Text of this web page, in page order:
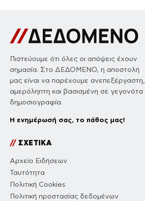
Πιστεύουμε ότι όλες οι απόψεις έχουν
σημασία. Στο ΔΕΔΟΜΕΝΟ, η αποστολή
μας είναι να παρέχουμε ανεπεξέργαστη,
αμερόληπτη και βασισμένη σε γεγονότα
δημοσιογραφία.
Η ενημέρωσή σας, το πάθος μας!
//ΣΧΕΤΙΚΑ
Αρχείο Ειδήσεων
Ταυτότητα
Πολιτική Cookies
Πολιτική προστασίας δεδομένων